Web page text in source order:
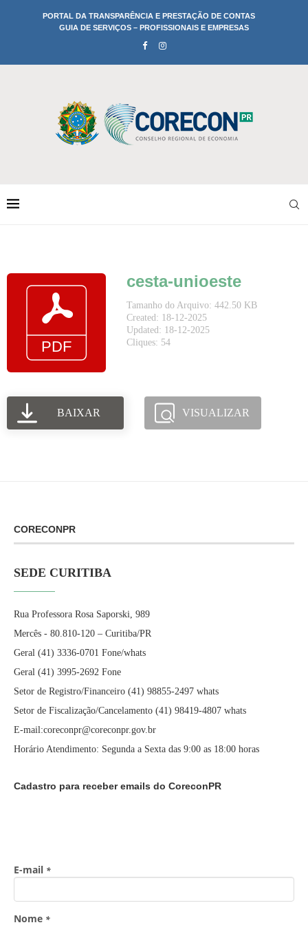
PORTAL DA TRANSPARÊNCIA E PRESTAÇÃO DE CONTAS
GUIA DE SERVIÇOS – PROFISSIONAIS E EMPRESAS
cesta-unioeste
Tamanho do Arquivo: 442.50 KB
Created: 18-12-2025
Updated: 18-12-2025
Cliques: 54
BAIXAR VISUALIZAR
CORECONPR
SEDE CURITIBA
Rua Professora Rosa Saporski, 989
Mercês - 80.810-120 – Curitiba/PR
Geral (41) 3336-0701 Fone/whats
Geral (41) 3995-2692 Fone
Setor de Registro/Financeiro (41) 98855-2497 whats
Setor de Fiscalização/Cancelamento (41) 98419-4807 whats
E-mail:coreconpr@coreconpr.gov.br
Horário Atendimento: Segunda a Sexta das 9:00 as 18:00 horas
Cadastro para receber emails do CoreconPR